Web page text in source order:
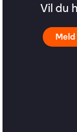
Vil du